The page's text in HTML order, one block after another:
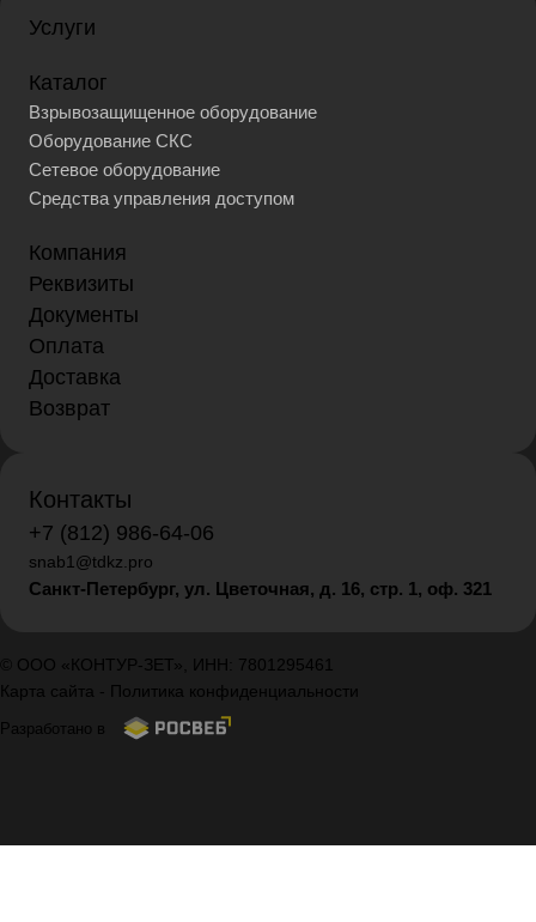
Услуги
Каталог
Взрывозащищенное оборудование
Оборудование СКС
Сетевое оборудование
Средства управления доступом
Компания
Реквизиты
Документы
Оплата
Доставка
Возврат
Контакты
+7 (812) 986-64-06
snab1@tdkz.pro
Санкт-Петербург, ул. Цветочная, д. 16, стр. 1, оф. 321
© ООО «КОНТУР-ЗЕТ», ИНН: 7801295461
Карта сайта - Политика конфиденциальности
Разработано в